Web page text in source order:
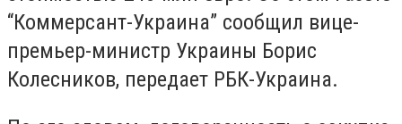
“Коммерсант-Украина” сообщил вице-
премьер-министр Украины Борис
Колесников, передает РБК-Украина.